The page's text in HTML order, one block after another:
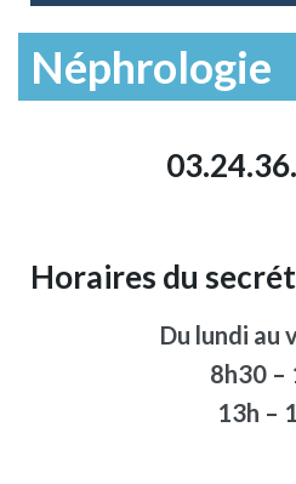
Néphrologie
Horaires du
Du lundi au
8h30 –
13h –